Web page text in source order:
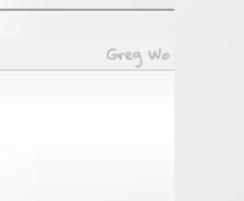
Greg Wo